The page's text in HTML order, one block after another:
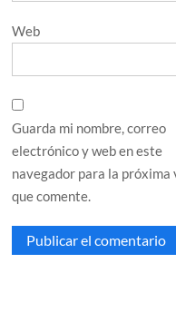
Web
Guarda mi nombre, correo
electrónico y web en este
navegador para la próxima
que comente.